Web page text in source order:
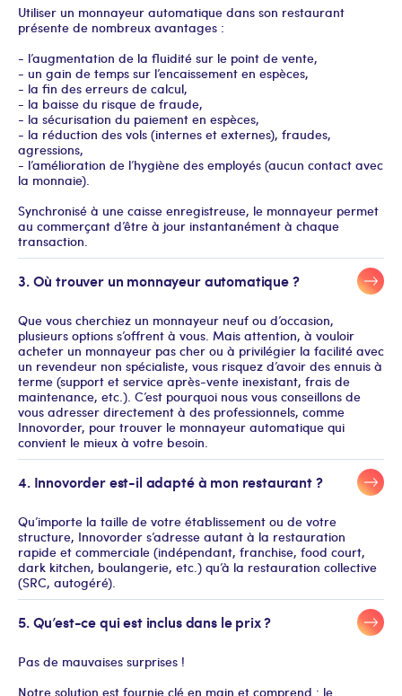
Utiliser un monnayeur automatique dans son restaurant
présente de nombreux avantages :
- l’augmentation de la fluidité sur le point de vente,
- un gain de temps sur l’encaissement en espèces,
- la fin des erreurs de calcul,
- la baisse du risque de fraude,
- la sécurisation du paiement en espèces,
- la réduction des vols (internes et externes), fraudes,
agressions,
- l’amélioration de l’hygiène des employés (aucun contact avec
la monnaie).
Synchronisé à une caisse enregistreuse, le monnayeur permet
au commerçant d’être à jour instantanément à chaque
transaction.
3. Où trouver un monnayeur automatique ?
Que vous cherchiez un monnayeur neuf ou d’occasion,
plusieurs options s’offrent à vous. Mais attention, à vouloir
acheter un monnayeur pas cher ou à privilégier la facilité avec
un revendeur non spécialiste, vous risquez d’avoir des ennuis à
terme (support et service après-vente inexistant, frais de
maintenance, etc.). C’est pourquoi nous vous conseillons de
vous adresser directement à des professionnels, comme
Innovorder, pour trouver le monnayeur automatique qui
convient le mieux à votre besoin.
4. Innovorder est-il adapté à mon restaurant ?
Qu’importe la taille de votre établissement ou de votre
structure, Innovorder s’adresse autant à la restauration
rapide et commerciale (indépendant, franchise, food court,
dark kitchen, boulangerie, etc.) qu’à la restauration collective
(SRC, autogéré).
5. Qu’est-ce qui est inclus dans le prix ?
Pas de mauvaises surprises !
Notre solution est fournie clé en main et comprend : le